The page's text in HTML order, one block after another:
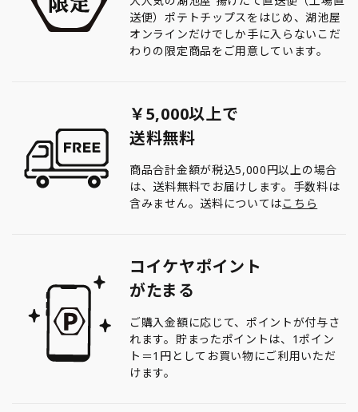
送便）ポテトチップスをはじめ、湖池屋
オンラインだけでしか手に入らないこだ
わりの限定商品をご用意しています。
￥5,000以上で
送料無料
商品合計金額が税込5,000円以上の場合
は、送料無料でお届けします。手数料は
含みません。送料についてはこちら
コイケヤポイント
がたまる
ご購入金額に応じて、ポイントが付与さ
れます。貯まったポイントは、1ポイン
ト＝1円としてお買い物にご利用いただ
けます。